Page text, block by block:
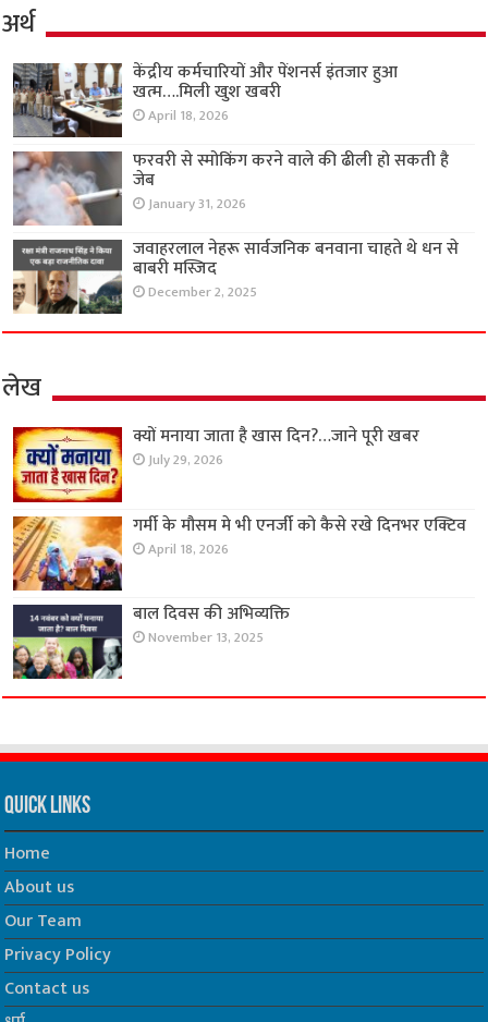
अर्थ
केंद्रीय कर्मचारियों और पेंशनर्स इंतजार हुआ
खत्म….मिली खुश खबरी
April 18, 2026
फरवरी से स्मोकिंग करने वाले की ढीली हो सकती है
जेब
January 31, 2026
जवाहरलाल नेहरू सार्वजनिक बनवाना चाहते थे धन से
बाबरी मस्जिद
December 2, 2025
लेख
क्यों मनाया जाता है खास दिन?…जाने पूरी खबर
July 29, 2026
गर्मी के मौसम मे भी एनर्जी को कैसे रखे दिनभर एक्टिव
April 18, 2026
बाल दिवस की अभिव्यक्ति
November 13, 2025
Quick Links
Home
About us
Our Team
Privacy Policy
Contact us